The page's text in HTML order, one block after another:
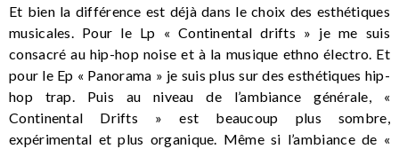
Et bien la différence est déjà dans le choix des esthétiques
musicales. Pour le Lp « Continental drifts » je me suis
consacré au hip-hop noise et à la musique ethno électro. Et
pour le Ep « Panorama » je suis plus sur des esthétiques hip-
hop trap. Puis au niveau de l’ambiance générale, «
Continental Drifts » est beaucoup plus sombre,
expérimental et plus organique. Même si l’ambiance de «